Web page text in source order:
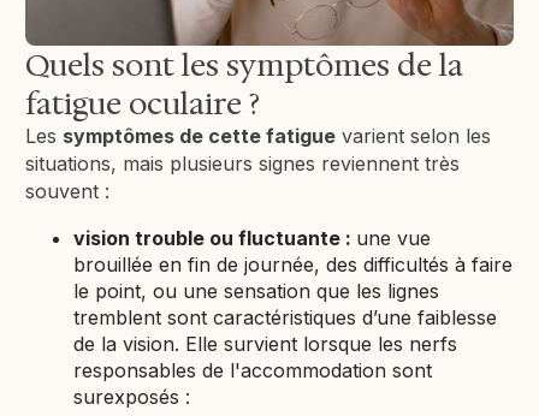
Quels sont les symptômes de la
fatigue oculaire ?
Les symptômes de cette fatigue varient selon les
situations, mais plusieurs signes reviennent très
souvent :
vision trouble ou fluctuante : une vue
brouillée en fin de journée, des difficultés à faire
le point, ou une sensation que les lignes
tremblent sont caractéristiques d’une faiblesse
de la vision. Elle survient lorsque les nerfs
responsables de l'accommodation sont
surexposés :